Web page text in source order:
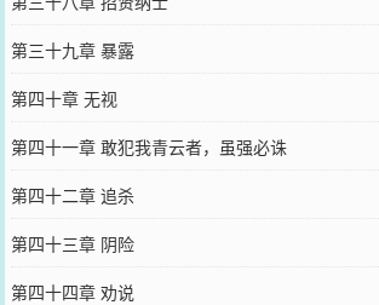
第三十九章 暴露
第四十章 无视
第四十一章 敢犯我青云者，虽强必诛
第四十二章 追杀
第四十三章 阴险
第四十四章 劝说